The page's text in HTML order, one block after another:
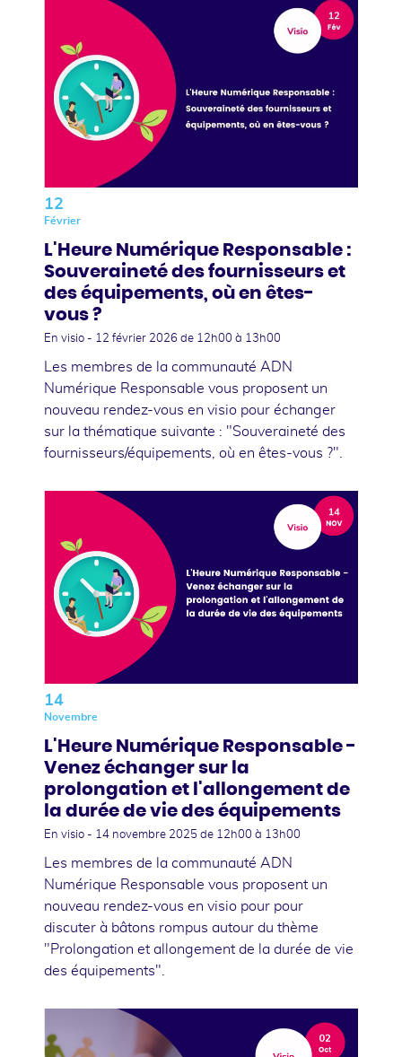
12
Février
L'Heure Numérique Responsable :
Souveraineté des fournisseurs et
des équipements, où en êtes-
vous ?
En visio - 12 février 2026 de 12h00 à 13h00
Les membres de la communauté ADN
Numérique Responsable vous proposent un
nouveau rendez-vous en visio pour échanger
sur la thématique suivante : "Souveraineté des
fournisseurs/équipements, où en êtes-vous ?".
14
Novembre
L'Heure Numérique Responsable -
Venez échanger sur la
prolongation et l'allongement de
la durée de vie des équipements
En visio - 14 novembre 2025 de 12h00 à 13h00
Les membres de la communauté ADN
Numérique Responsable vous proposent un
nouveau rendez-vous en visio pour pour
discuter à bâtons rompus autour du thème
"Prolongation et allongement de la durée de vie
des équipements".